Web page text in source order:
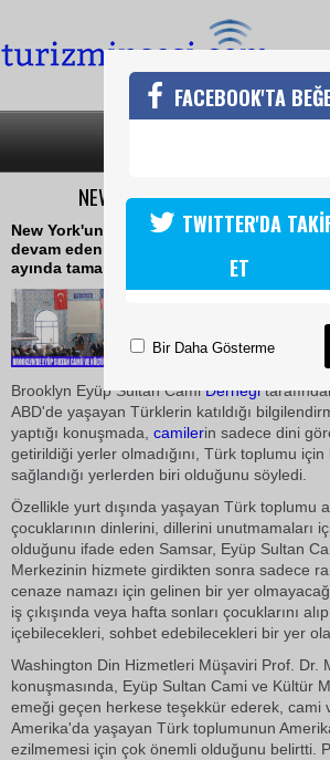
NEW YORKTA EYÜP SULTAN
New York'un Brooklyn semtinde 2003
devam eden Eyüp Sultan Cami ve Kültür
ayında tamamlanarak hizmete girmesinin
Brooklyn Eyüp Sultan CamiDerneği
ABD'de yaşayan Türklerin katıldığı
yaptığı konuşmada, camilerin sadece dini
getirildiği yerler olmadığını, Türk toplumu
sağlandığı yerlerden biri olduğunu söyledi.
Özellikle yurt dışında yaşayan Türk toplumu
çocuklarının dinlerini, dillerini unutmamaları
olduğunu ifade eden Samsar, Eyüp Sultan
Merkezinin hizmete girdikten sonra sadece
cenaze namazı için gelinen bir yer
iş çıkışında veya hafta sonları çocuklarını
içebilecekleri, sohbet edebilecekleri bir yer
Washington Din Hizmetleri Müşaviri Prof. Dr.
konuşmasında, Eyüp Sultan Cami ve Kültür
emeği geçen herkese teşekkür ederek, cami
Amerika'da yaşayan Türk toplumunun
ezilmemesi için çok önemli olduğunu belirtti.
FACEBOOK'TA
TWITTER'DA
ET
Bir Daha Gösterme